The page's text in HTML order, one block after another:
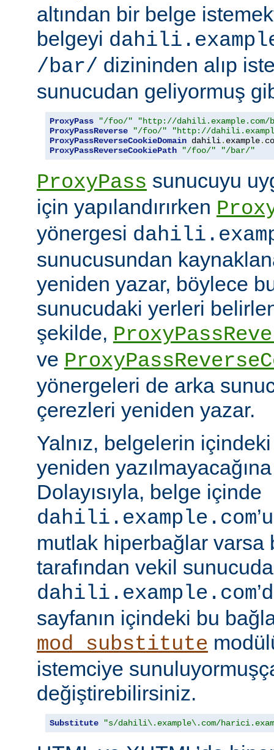
altından bir belge
belgeyi
/bar/ dizininden alıp
sunucudan geliyormuş
ProxyPass "/foo/"
"http://dahili.example.com/
ProxyPassReverse
"/foo/"
"http://
ProxyPassReverseCookieDomain dahili. example.
ProxyPassReverseCookiePath
"/foo/" "/bar/"
ProxyPass sunucuyu
için yapılandırırken
yönergesi
sunucusundan
yeniden yazar, böylece
sunucudaki yerleri
şekilde,
ve
yönergeleri de arka
çerezleri yeniden yazar.
Yalnız, belgelerin
yeniden
Dolayısıyla, belge içinde
dahili.example.com
mutlak hiperbağlar varsa
tarafından vekil
dahili.example.com
sayfanın içindeki bu
mod_substitute
istemciye
değiştirebilirsiniz.
Substitute "s/dahili\.example\.com/